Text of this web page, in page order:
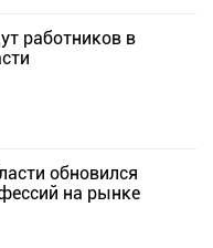
работников в
обновился
на рынке